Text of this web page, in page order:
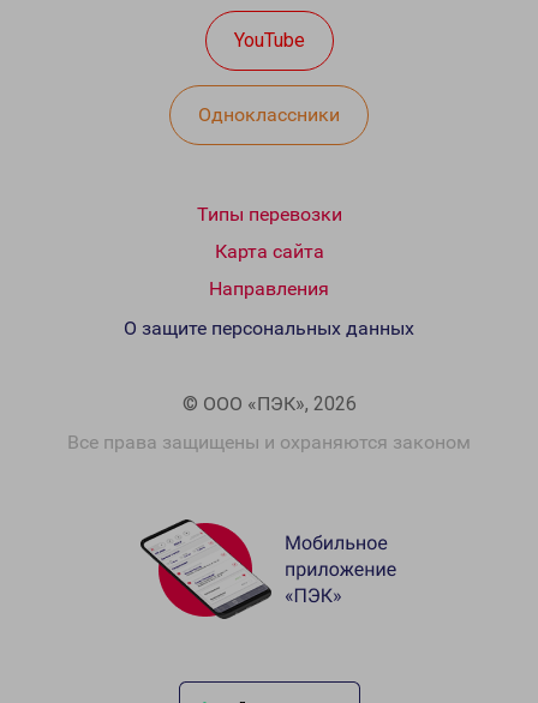
YouTube
Одноклассники
Типы перевозки
Карта сайта
Направления
© ООО «ПЭК», 2026
Все права защищены и охраняются законом
О защите персональных данных